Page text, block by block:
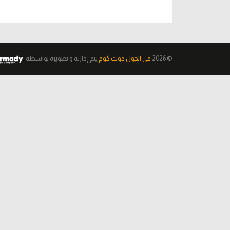
© 2026 فى الجول دوت كوم يتم إدارته و تطويره بواسطة